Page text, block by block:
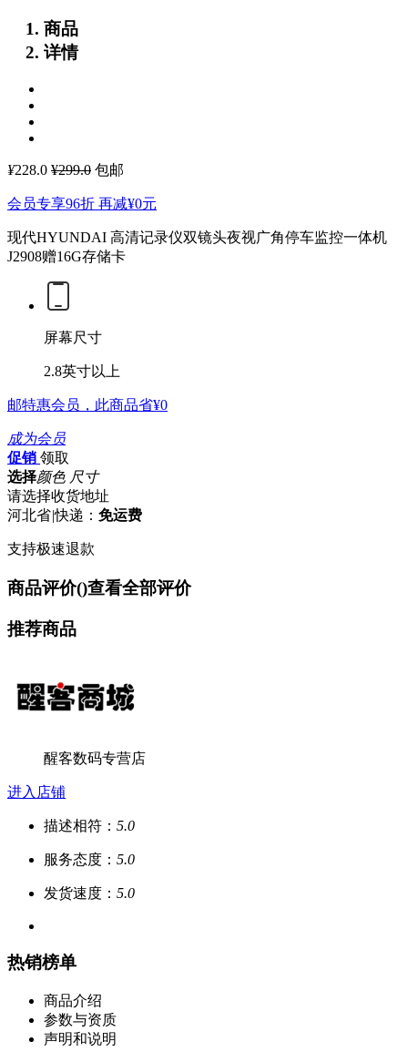
商品
详情
¥228.0 ¥299.0 包邮
会员专享96折 再减¥0元
现代HYUNDAI 高清记录仪双镜头夜视广角停车监控一体机
J2908赠16G存储卡
屏幕尺寸
2.8英寸以上
邮特惠会员，此商品省¥0
成为会员
促销 领取
选择颜色 尺寸
请选择收货地址
河北省|快递： 免运费
支持极速退款
商品评价()查看全部评价
推荐商品
醒客数码专营店
进入店铺
描述相符： 5.0
服务态度： 5.0
发货速度： 5.0
热销榜单
商品介绍
参数与资质
声明和说明